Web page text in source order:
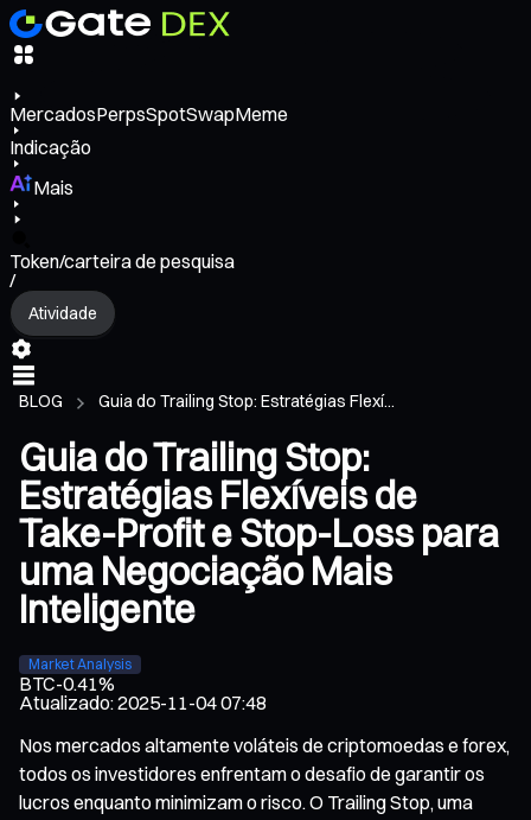
MercadosPerpsSpotSwapMeme
Indicação
Mais
Token/carteira de pesquisa
/
Atividade
BLOG Guia do Trailing Stop: Estratégias Flexí...
Guia do Trailing Stop:
Estratégias Flexíveis de
Take-Profit e Stop-Loss para
uma Negociação Mais
Inteligente
Market Analysis
BTC-0.41%
Atualizado:2025-11-04 07:48
Nos mercados altamente voláteis de criptomoedas e forex,
todos os investidores enfrentam o desafio de garantir os
lucros enquanto minimizam o risco. O Trailing Stop, uma